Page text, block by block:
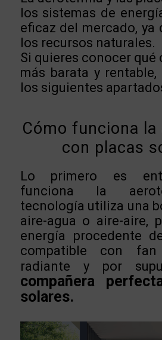
los sistemas de
eficaz del mercado, ya
los recursos naturales.
Si quieres conocer
más barata y
los siguientes
Cómo funciona
con placas
Lo primero es
funciona la
tecnología utiliza una
aire-agua o aire-aire,
energía procedente
compatible con
radiante y por
compañera
solares.